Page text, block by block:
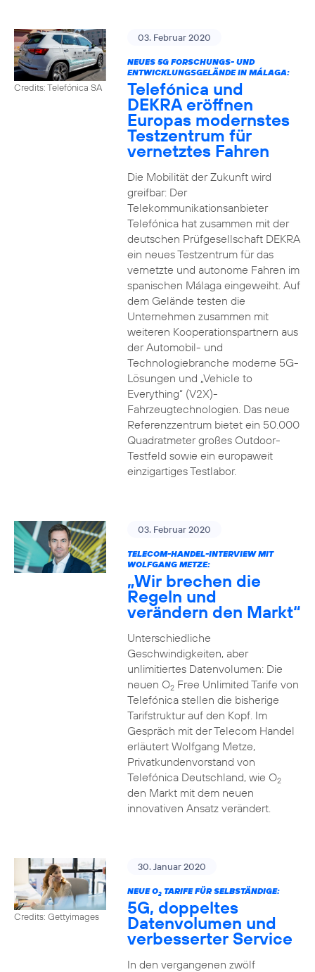
Credits: Telefónica SA
03. Februar 2020
NEUES 5G FORSCHUNGS- UND
ENTWICKLUNGSGELÄNDE IN MÁLAGA:
Telefónica und
DEKRA eröffnen
Europas modernstes
Testzentrum für
vernetztes Fahren
Die Mobilität der Zukunft wird
greifbar: Der
Telekommunikationsanbieter
Telefónica hat zusammen mit der
deutschen Prüfgesellschaft DEKRA
ein neues Testzentrum für das
vernetzte und autonome Fahren im
spanischen Málaga eingeweiht. Auf
dem Gelände testen die
Unternehmen zusammen mit
weiteren Kooperationspartnern aus
der Automobil- und
Technologiebranche moderne 5G-
Lösungen und „Vehicle to
Everything“ (V2X)-
Fahrzeugtechnologien. Das neue
Referenzzentrum bietet ein 50.000
Quadratmeter großes Outdoor-
Testfeld sowie ein europaweit
einzigartiges Testlabor.
03. Februar 2020
TELECOM-HANDEL-INTERVIEW MIT
WOLFGANG METZE:
„Wir brechen die
Regeln und
verändern den Markt“
Unterschiedliche
Geschwindigkeiten, aber
unlimitiertes Datenvolumen: Die
neuen O2Free Unlimited Tarife von
Telefónica stellen die bisherige
Tarifstruktur auf den Kopf. Im
Gespräch mit der Telecom Handel
erläutert Wolfgang Metze,
Privatkundenvorstand von
Telefónica Deutschland, wie O2
den Markt mit dem neuen
innovativen Ansatz verändert.
Credits: Gettyimages
30. Januar 2020
NEUE O2TARIFE FÜR SELBSTÄNDIGE:
5G, doppeltes
Datenvolumen und
verbesserter Service
In den vergangenen zwölf